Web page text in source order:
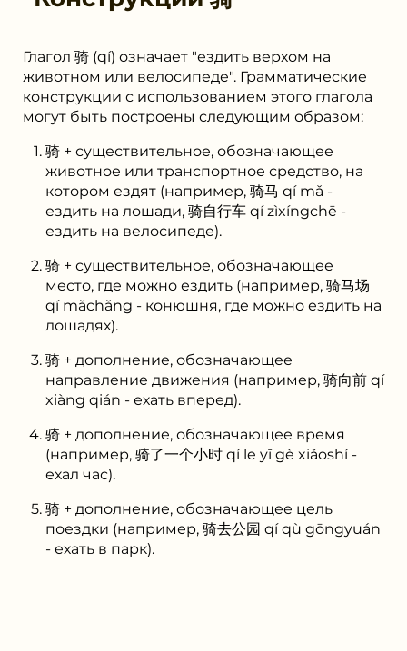
Глагол 骑 (qí) означает "ездить верхом на
животном или велосипеде". Грамматические
конструкции с использованием этого глагола
могут быть построены следующим образом:
骑 + существительное, обозначающее
животное или транспортное средство, на
котором ездят (например, 骑马 qí mǎ -
ездить на лошади, 骑自行车 qí zìxíngchē -
ездить на велосипеде).
骑 + существительное, обозначающее
место, где можно ездить (например, 骑马场
qí mǎchǎng - конюшня, где можно ездить на
лошадях).
骑 + дополнение, обозначающее
направление движения (например, 骑向前 qí
xiàng qián - ехать вперед).
骑 + дополнение, обозначающее время
(например, 骑了一个小时 qí le yī gè xiǎoshí -
ехал час).
骑 + дополнение, обозначающее цель
поездки (например, 骑去公园 qí qù gōngyuán
- ехать в парк).